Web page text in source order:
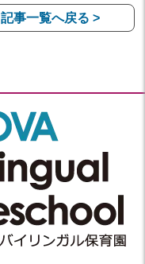
記事一覧へ戻る >